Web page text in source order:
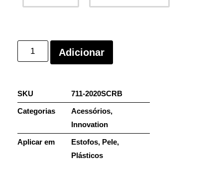
Adicionar
SKU 711-2020SCRB
Categorias Acessórios,
Innovation
Aplicar em Estofos, Pele,
Plásticos